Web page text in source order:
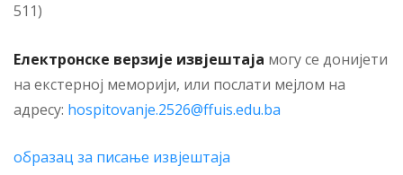
511)
Електронске верзије извјештаја могу се донијети
на екстерној меморији, или послати мејлом на
адресу: hospitovanje.2526@ffuis.edu.ba
образац за писање извјештаја